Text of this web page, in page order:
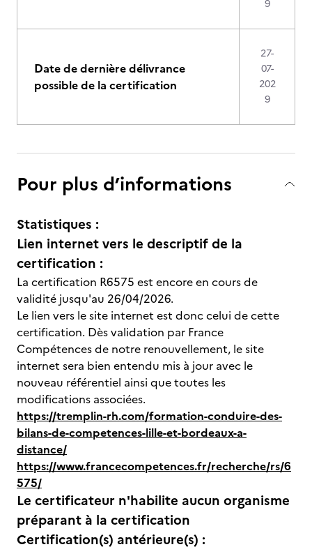
9
Date de dernière délivrance
possible de la certification
27-
07-
202
9
Pour plus d’informations
Statistiques :
Lien internet vers le descriptif de la
certification :
La certification R6575 est encore en cours de
validité jusqu'au 26/04/2026.
Le lien vers le site internet est donc celui de cette
certification. Dès validation par France
Compétences de notre renouvellement, le site
internet sera bien entendu mis à jour avec le
nouveau référentiel ainsi que toutes les
modifications associées.
https://tremplin-rh.com/formation-conduire-des-
bilans-de-competences-lille-et-bordeaux-a-
distance/
https://www.francecompetences.fr/recherche/rs/6
575/
Le certificateur n'habilite aucun organisme
préparant à la certification
Certification(s) antérieure(s) :